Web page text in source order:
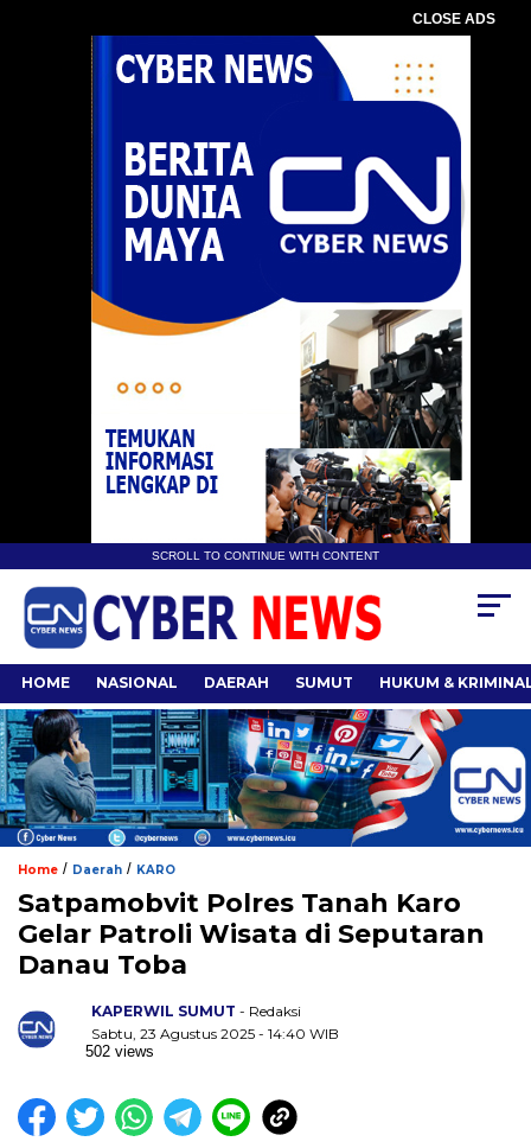
CLOSE ADS
SCROLL TO CONTINUE WITH CONTENT
HOME NASIONAL DAERAH SUMUT HUKUM &
Home / Daerah / KARO
Satpamobvit Polres Tanah Karo
Gelar Patroli Wisata di Seputaran
Danau Toba
KAPERWIL SUMUT - Redaksi
Sabtu, 23 Agustus 2025 - 14:40 WIB
502 views